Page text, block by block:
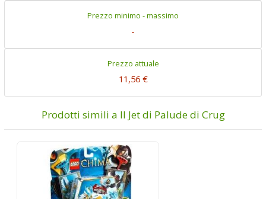
Prezzo minimo - massimo
-
Prezzo attuale
11,56 €
Prodotti simili a Il Jet di Palude di Crug